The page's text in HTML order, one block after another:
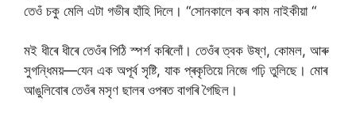
তেওঁ চকু মেলি এটা গভীৰ হাঁহি দিলে। “সোনকালে কৰ কাম নাইকীয়া “
মই ধীৰে ধীৰে তেওঁৰ পিঠি স্পৰ্শ কৰিলোঁ। তেওঁৰ ত্বক উষ্ণ, কোমল, আৰু
সুগন্ধিময়—যেন এক অপূৰ্ব সৃষ্টি, যাক প্ৰকৃতিয়ে নিজে গঢ়ি তুলিছে। মোৰ
আঙুলিবোৰ তেওঁৰ মসৃণ ছালৰ ওপৰত বাগৰি গৈছিল।